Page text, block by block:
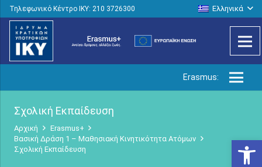
Τηλεφωνικό Κέντρο IKY: 210 3726300 Ελληνικά
Erasmus:
Σχολική Εκπαίδευση
Αρχική
Erasmus+
Βασική Δράση 1 – Μαθησιακή Κινητικότητα Ατόμων
Σχολική Εκπαίδευση